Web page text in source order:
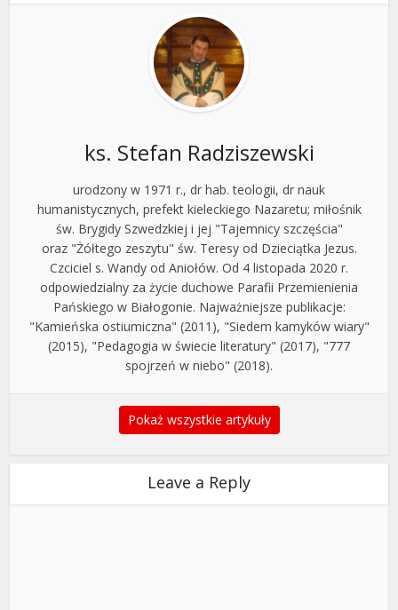
ks. Stefan Radziszewski
urodzony w 1971 r., dr hab. teologii, dr nauk
humanistycznych, prefekt kieleckiego Nazaretu; miłośnik
św. Brygidy Szwedzkiej i jej "Tajemnicy szczęścia"
oraz "Żółtego zeszytu" św. Teresy od Dzieciątka Jezus.
Czciciel s. Wandy od Aniołów. Od 4 listopada 2020 r.
odpowiedzialny za życie duchowe Parafii Przemienienia
Pańskiego w Białogonie. Najważniejsze publikacje:
"Kamieńska ostiumiczna" (2011), "Siedem kamyków wiary"
(2015), "Pedagogia w świecie literatury" (2017), "777
spojrzeń w niebo" (2018).
Pokaż wszystkie artykuły
Leave a Reply